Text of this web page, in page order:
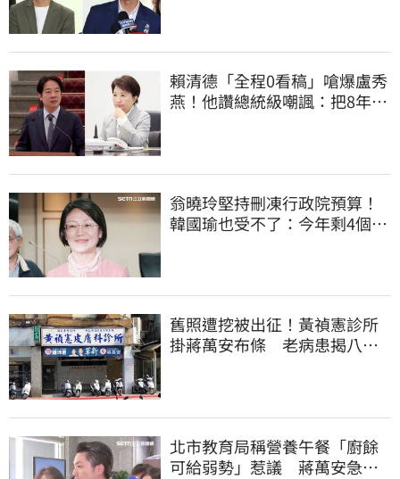
賴清德「全程0看稿」嗆爆盧秀
燕！他讚總統級嘲諷：把8年總
翁曉玲堅持刪凍行政院預算！
韓國瑜也受不了：今年剩4個月
舊照遭挖被出征！黃禎憲診所
掛蔣萬安布條 老病患揭八仙
北市教育局稱營養午餐「廚餘
可給弱勢」惹議 蔣萬安急